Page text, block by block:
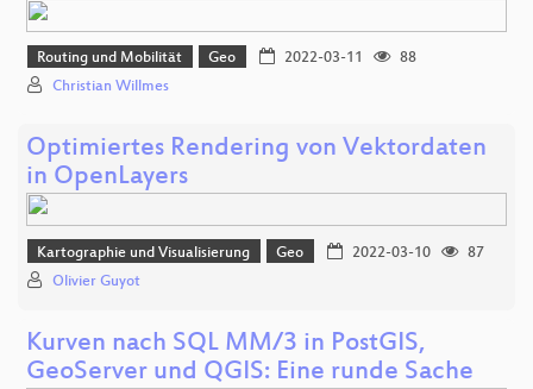
Routing und Mobilität Geo 2022-03-11
88
Christian Willmes
Optimiertes Rendering von Vektordaten
in OpenLayers
Kartographie und Visualisierung Geo 2022-03-10
87
Olivier Guyot
Kurven nach SQL MM/3 in PostGIS,
GeoServer und QGIS: Eine runde Sache